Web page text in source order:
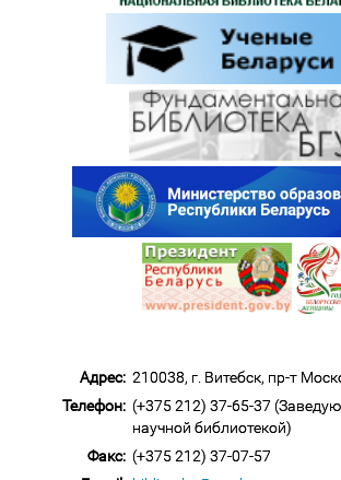
Адрес: 210038, г. Витебск, пр-т
Телефон: (+375 212) 37-65-37
научной библиотекой)
Факс: (+375 212) 37-07-57